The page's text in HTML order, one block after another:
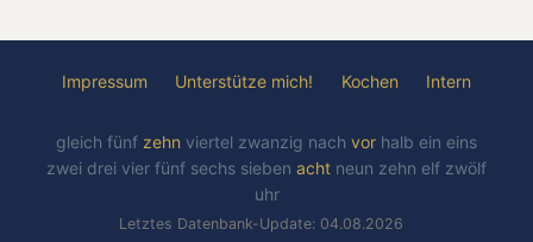
Impressum Unterstütze mich! Kochen Intern
gleich fünf zehn viertel zwanzig nach vor halb ein eins
zwei drei vier fünf sechs sieben acht neun zehn elf zwölf
uhr
Letztes Datenbank-Update: 04.08.2026